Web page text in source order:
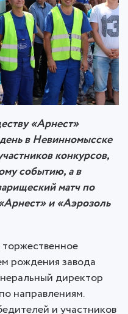
«Арнест»
в Невинномысске
конкурсов,
событию, а в
матч по
и «Аэрозоль
рождения завода
директор
направлениям.
и участников